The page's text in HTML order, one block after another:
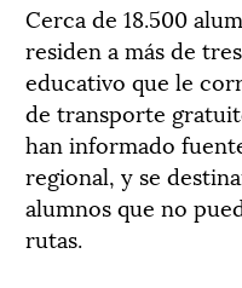
Cerca de 18.500
residen a más de
educativo que le
de transporte
han informado
regional, y se
alumnos que no
rutas.